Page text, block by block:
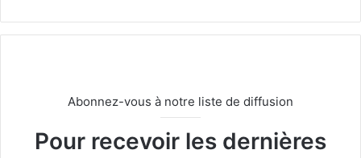
Abonnez-vous à notre liste de diffusion
Pour recevoir les dernières